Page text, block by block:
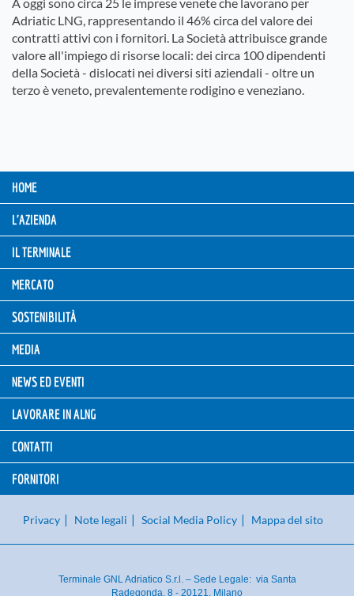
Adriatic LNG, rappresentando il 46% circa del valore dei
contratti attivi con i fornitori. La Società attribuisce grande
valore all'impiego di risorse locali: dei circa 100 dipendenti
della Società - dislocati nei diversi siti aziendali - oltre un
terzo è veneto, prevalentemente rodigino e veneziano.
HOME
L'AZIENDA
IL TERMINALE
MERCATO
SOSTENIBILITÀ
MEDIA
NEWS ED EVENTI
LAVORARE IN ALNG
CONTATTI
FORNITORI
Privacy Note legali Social Media Policy Mappa del sito
Terminale GNL Adriatico S.r.l. – Sede Legale: via Santa
Radegonda, 8 - 20121, Milano